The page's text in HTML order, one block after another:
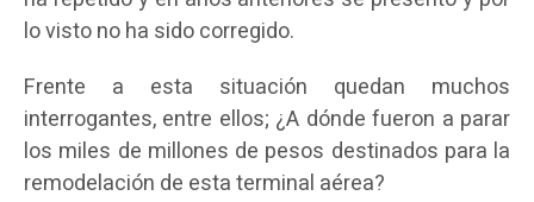
lo visto no ha sido corregido.
Frente a esta situación quedan muchos
interrogantes, entre ellos; ¿A dónde fueron a parar
los miles de millones de pesos destinados para la
remodelación de esta terminal aérea?